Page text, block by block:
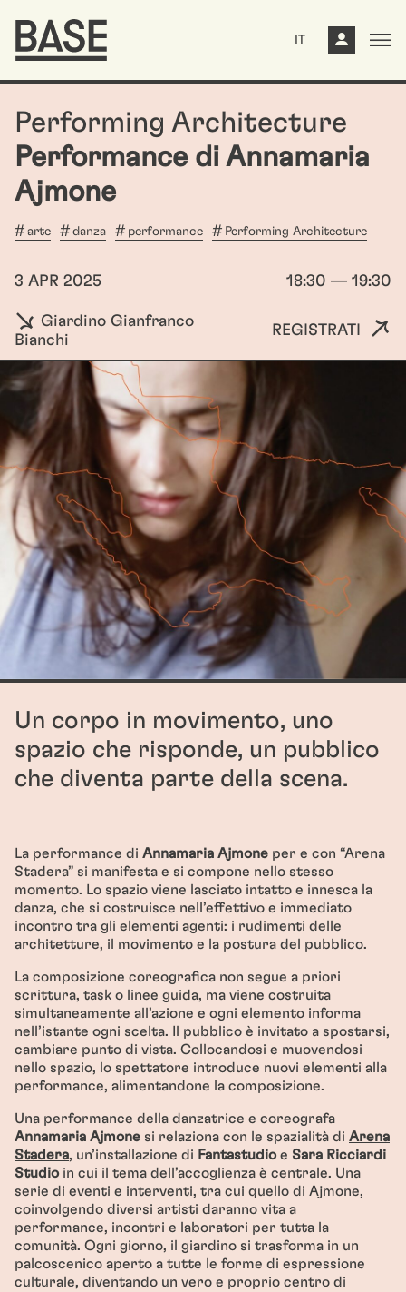
IT
Performing Architecture
Performance di Annamaria
Ajmone
arte danza performance Performing Architecture
3 APR 2025 18:30 — 19:30
Giardino Gianfranco
Bianchi
REGISTRATI
Un corpo in movimento, uno
spazio che risponde, un pubblico
che diventa parte della scena.
La performance di Annamaria Ajmone per e con “Arena
Stadera” si manifesta e si compone nello stesso
momento. Lo spazio viene lasciato intatto e innesca la
danza, che si costruisce nell’effettivo e immediato
incontro tra gli elementi agenti: i rudimenti delle
architetture, il movimento e la postura del pubblico.
La composizione coreografica non segue a priori
scrittura, task o linee guida, ma viene costruita
simultaneamente all’azione e ogni elemento informa
nell’istante ogni scelta. Il pubblico è invitato a spostarsi,
cambiare punto di vista. Collocandosi e muovendosi
nello spazio, lo spettatore introduce nuovi elementi alla
performance, alimentandone la composizione.
Una performance della danzatrice e coreografa
Annamaria Ajmone si relaziona con le spazialità di Arena
Stadera, un’installazione di Fantastudioe Sara Ricciardi
Studioin cui il tema dell’accoglienza è centrale. Una
serie di eventi e interventi, tra cui quello di Ajmone,
coinvolgendo diversi artisti daranno vita a
performance, incontri e laboratori per tutta la
comunità. Ogni giorno, il giardino si trasforma in un
palcoscenico aperto a tutte le forme di espressione
culturale, diventando un vero e proprio centro di